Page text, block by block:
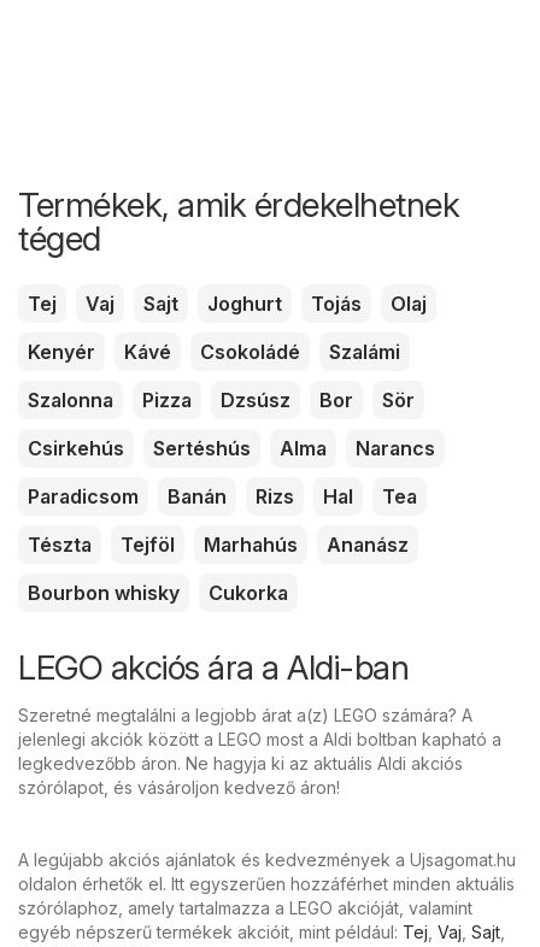
Termékek, amik érdekelhetnek
téged
Tej Vaj Sajt Joghurt Tojás
Olaj
Kenyér
Kávé Csokoládé
Szalámi
Szalonna
Pizza Dzsúsz Bor
Sör
Csirkehús
Sertéshús Alma
Narancs
Paradicsom
Banán Rizs Hal
Tea
Tészta
Tejföl Marhahús
Ananász
Bourbon whisky
Cukorka
LEGO akciós ára a Aldi-ban
Szeretné megtalálni a legjobb árat a(z) LEGO számára? A
jelenlegi akciók között a LEGO most a Aldi boltban kapható a
legkedvezőbb áron. Ne hagyja ki az aktuális Aldi akciós
szórólapot, és vásároljon kedvező áron!
A legújabb akciós ajánlatok és kedvezmények a Ujsagomat.hu
oldalon érhetők el. Itt egyszerűen hozzáférhet minden aktuális
szórólaphoz, amely tartalmazza a LEGO akcióját, valamint
egyéb népszerű termékek akcióit, mint például: Tej Vaj Sajt